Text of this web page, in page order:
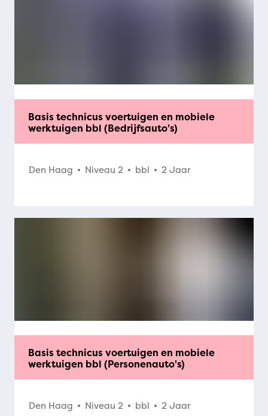
Basis technicus voertuigen en mobiele
werktuigen bbl (Bedrijfsauto's)
Den Haag Niveau 2 bbl 2 Jaar
Basis technicus voertuigen en mobiele
werktuigen bbl (Personenauto's)
Den Haag Niveau 2 bbl 2 Jaar